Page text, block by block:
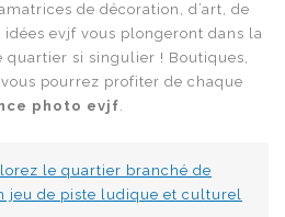
de décoration, d’art, de
idées evjf vous plongeront dans la
quartier si singulier ! Boutiques,
pourrez profiter de chaque
photo evjf.
le quartier branché de
jeu de piste ludique et culturel